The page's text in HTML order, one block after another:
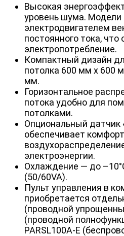
Высокая
уровень шума. Модели
электродвигателем
постоянного тока, что
электропотребление.
Компактный дизайн
потолка 600 мм x 600
мм.
Горизонтальное
потока удобно для
потолками.
Опциональный датчик
обеспечивает
электроэнергии.
Охлаждение — до
(50/60VA).
Пульт управления в
приобретается
(проводной
(проводной
PARSL100A-E